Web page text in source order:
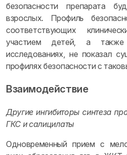
безопасности препарата
взрослых. Профиль
соответствующих
участием детей, а также
исследованиях, не показал
профилях безопасности с
Взаимодействие
Другие ингибиторы синтеза
ГКС и салицилаты
Одновременный прием с